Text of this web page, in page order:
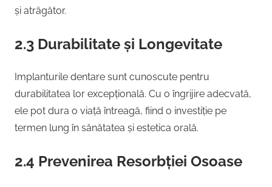
și atrăgător.
2.3 Durabilitate și Longevitate
Implanturile dentare sunt cunoscute pentru
durabilitatea lor excepțională. Cu o îngrijire adecvată,
ele pot dura o viață întreagă, fiind o investiție pe
termen lung în sănătatea și estetica orală.
2.4 Prevenirea Resorbției Osoase